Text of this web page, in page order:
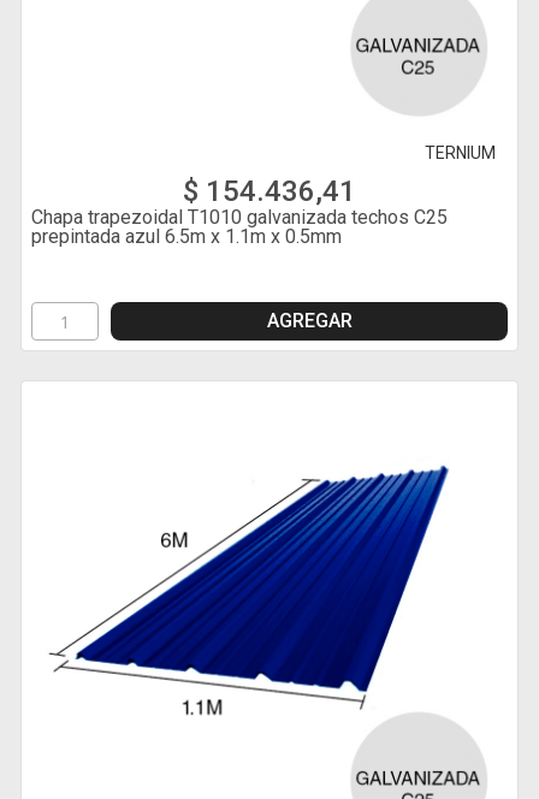
TERNIUM
$ 154.436,41
Chapa trapezoidal T1010 galvanizada techos C25
prepintada azul 6.5m x 1.1m x 0.5mm
AGREGAR